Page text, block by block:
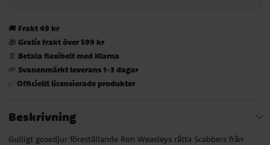
🚚 Frakt 49 kr
🎁 Gratis frakt över 599 kr
📄 Betala flexibelt med Klarna
🌱 Svanenmärkt leverans 1-3 dagar
✅ Officiellt licensierade produkter
Beskrivning
Gulligt gosedjur föreställande Ron Weasleys råtta Scabbers från